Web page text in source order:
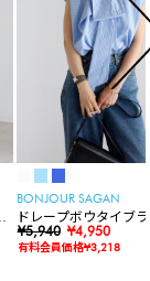
BONJOUR SAGAN
ドレープボウタイブ
ス
¥5,940 ¥4,950
有料会員価格¥3,218